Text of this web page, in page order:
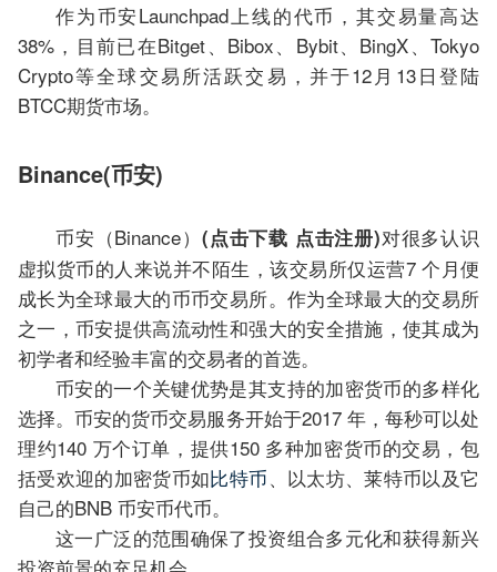
作为币安Launchpad上线的代币，其交易量高达
38%，目前已在Bitget、Bibox、Bybit、BingX、Tokyo
Crypto等全球交易所活跃交易，并于12月13日登陆
BTCC期货市场。
Binance(币安)
币安（Binance） (点击下载 点击注册)对很多认识
虚拟货币的人来说并不陌生，该交易所仅运营7 个月便
成长为全球最大的币币交易所。作为全球最大的交易所
之一，币安提供高流动性和强大的安全措施，使其成为
初学者和经验丰富的交易者的首选。
币安的一个关键优势是其支持的加密货币的多样化
选择。币安的货币交易服务开始于2017 年，每秒可以处
理约140 万个订单，提供150 多种加密货币的交易，包
括受欢迎的加密货币如比特币、以太坊、莱特币以及它
自己的BNB 币安币代币。
这一广泛的范围确保了投资组合多元化和获得新兴